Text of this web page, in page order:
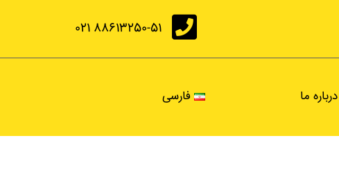
88613250-51 021
درباره ما فارسی